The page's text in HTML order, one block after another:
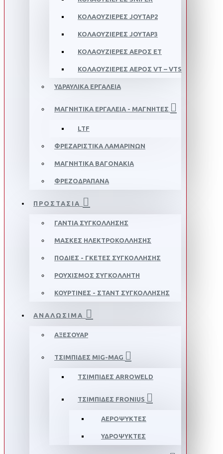
ΚΟΛΑΟΥΖΙΕΡΕΣ JOYTAP2
ΚΟΛΑΟΥΖΙΕΡΕΣ JOYTAP3
ΚΟΛΑΟΥΖΙΕΡΕΣ ΑΕΡΟΣ ΕΤ
ΚΟΛΑΟΥΖΙΕΡΕΣ ΑΕΡΟΣ VT – VTS
ΥΔΡΑΥΛΙΚΑ ΕΡΓΑΛΕΙΑ
ΜΑΓΝΗΤΙΚΑ ΕΡΓΑΛΕΙΑ - ΜΑΓΝΗΤΕΣ
LTF
ΦΡΕΖΑΡΙΣΤΙΚΑ ΛΑΜΑΡΙΝΩΝ
ΜΑΓΝΗΤΙΚΑ ΒΑΓΟΝΑΚΙΑ
ΦΡΕΖΟΔΡΑΠΑΝΑ
ΠΡΟΣΤΑΣΙΑ
ΓΑΝΤΙΑ ΣΥΓΚΟΛΛΗΣΗΣ
ΜΑΣΚΕΣ ΗΛΕΚΤΡΟΚΟΛΛΗΣΗΣ
ΠΟΔΙΕΣ - ΓΚΕΤΕΣ ΣΥΓΚΟΛΛΗΣΗΣ
ΡΟΥΧΙΣΜΟΣ ΣΥΓΚΟΛΛΗΤΗ
ΚΟΥΡΤΙΝΕΣ - ΣΤΑΝΤ ΣΥΓΚΟΛΛΗΣΗΣ
ΑΝΑΛΩΣΙΜΑ
ΑΞΕΣΟΥΑΡ
ΤΣΙΜΠΙΔΕΣ MIG-MAG
ΤΣΙΜΠΙΔΕΣ ARROWELD
ΤΣΙΜΠΙΔΕΣ FRONIUS
ΑΕΡΟΨΥΚΤΕΣ
ΥΔΡΟΨΥΚΤΕΣ